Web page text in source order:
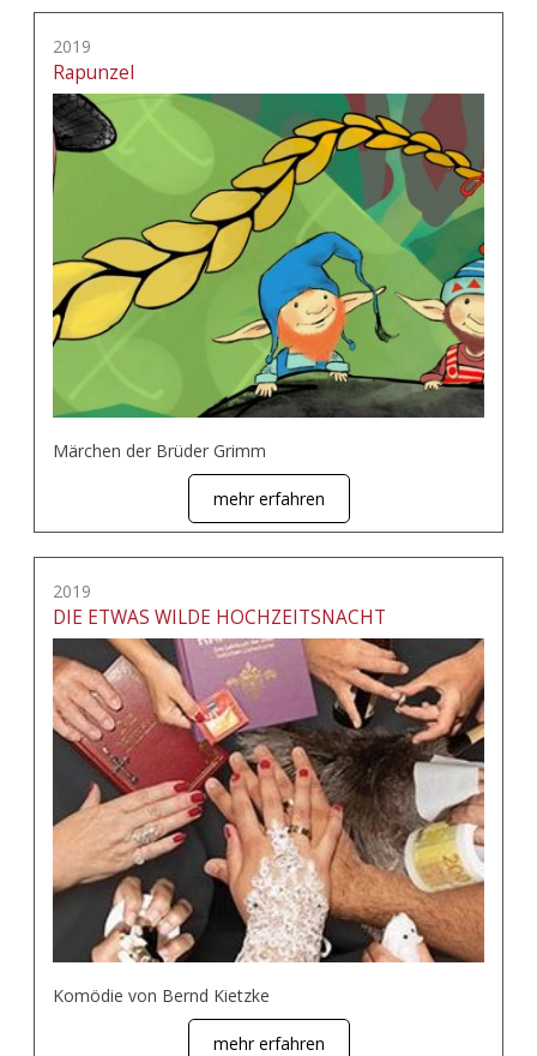
2019
Rapunzel
Märchen der Brüder Grimm
mehr erfahren
2019
DIE ETWAS WILDE HOCHZEITSNACHT
Komödie von Bernd Kietzke
mehr erfahren